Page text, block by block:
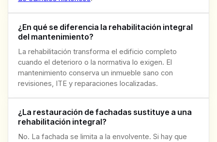
¿En qué se diferencia la rehabilitación integral
del mantenimiento?
La rehabilitación transforma el edificio completo
cuando el deterioro o la normativa lo exigen. El
mantenimiento conserva un inmueble sano con
revisiones, ITE y reparaciones localizadas.
¿La restauración de fachadas sustituye a una
rehabilitación integral?
No. La fachada se limita a la envolvente. Si hay que